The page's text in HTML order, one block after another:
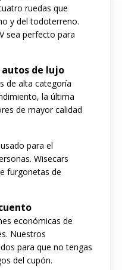
ruedas que
y del todoterreno.
sea perfecto para
de lujo
de alta categoría
la última
de mayor calidad
para el
Wisecars
furgonetas de
económicas de
Nuestros
para que no tengas
del cupón.